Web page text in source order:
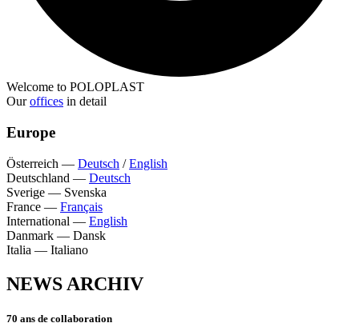
Welcome to POLOPLAST
Ouroffices in detail
Europe
Österreich — Deutsch /English
Deutschland — Deutsch
Sverige — Svenska
France — Français
International — English
Danmark — Dansk
Italia — Italiano
NEWS ARCHIV
70 ans de collaboration